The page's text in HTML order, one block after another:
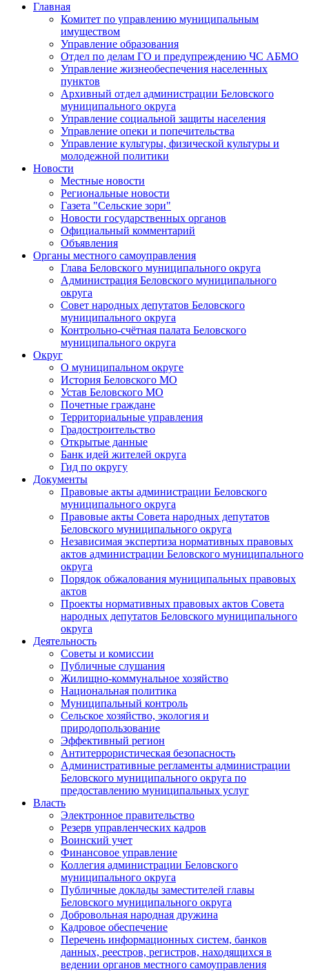
Главная
Комитет по управлению муниципальным
имуществом
Управление образования
Отдел по делам ГО и предупреждению ЧС АБМО
Управление жизнеобеспечения населенных
пунктов
Архивный отдел администрации Беловского
муниципального округа
Управление социальной защиты населения
Управление опеки и попечительства
Управление культуры, физической культуры и
молодежной политики
Новости
Местные новости
Региональные новости
Газета "Сельские зори"
Новости государственных органов
Официальный комментарий
Объявления
Органы местного самоуправления
Глава Беловского муниципального округа
Администрация Беловского муниципального
округа
Совет народных депутатов Беловского
муниципального округа
Контрольно-счётная палата Беловского
муниципального округа
Округ
О муниципальном округе
История Беловского МО
Устав Беловского МО
Почетные граждане
Территориальные управления
Градостроительство
Открытые данные
Банк идей жителей округа
Гид по округу
Документы
Правовые акты администрации Беловского
муниципального округа
Правовые акты Совета народных депутатов
Беловского муниципального округа
Независимая экспертиза нормативных правовых
актов администрации Беловского муниципального
округа
Порядок обжалования муниципальных правовых
актов
Проекты нормативных правовых актов Совета
народных депутатов Беловского муниципального
округа
Деятельность
Советы и комиссии
Публичные слушания
Жилищно-коммунальное хозяйство
Национальная политика
Муниципальный контроль
Сельское хозяйство, экология и
природопользование
Эффективный регион
Антитеррористическая безопасность
Административные регламенты администрации
Беловского муниципального округа по
предоставлению муниципальных услуг
Власть
Электронное правительство
Резерв управленческих кадров
Воинский учет
Финансовое управление
Коллегия администрации Беловского
муниципального округа
Публичные доклады заместителей главы
Беловского муниципального округа
Добровольная народная дружина
Кадровое обеспечение
Перечень информационных систем, банков
данных, реестров, регистров, находящихся в
ведении органов местного самоуправления